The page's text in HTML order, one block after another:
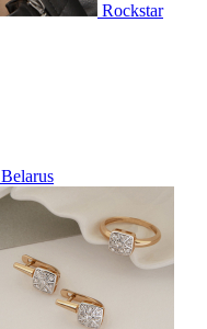
Rockstar
Belarus